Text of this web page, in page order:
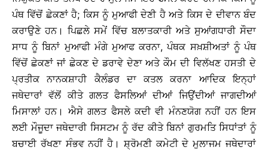
ਪੰਥ ਵਿੱਚੋਂ ਛੇਕਣਾਂ ਹੈ; ਕਿਸ ਨੂੰ ਮੁਆਫੀ ਦੇਣੀ ਹੈ ਅਤੇ ਕਿਸ ਦੇ ਦੀਵਾਨ ਬੰਦ
ਕਰਾਉਣੇ ਹਨ। ਪਿਛਲੇ ਸਮੇਂ ਵਿੱਚ ਬਲਾਤਕਾਰੀ ਅਤੇ ਸੁਆਂਗਧਾਰੀ ਸੌਦਾ
ਸਾਧ ਨੂੰ ਬਿਨਾਂ ਮੁਆਫੀ ਮੰਗੇ ਮੁਆਫ ਕਰਨਾ, ਪੰਥਕ ਸਖ਼ਸ਼ੀਅਤਾਂ ਨੂੰ ਪੰਥ
ਵਿੱਚੋਂ ਛੇਕਣਾਂ ਜਾਂ ਛੇਕਣ ਦੇ ਡਰਾਵੇ ਦੇਣਾ ਅਤੇ ਕੌਮ ਦੀ ਵਿਲੱਖਣ ਹਸਤੀ ਦੇ
ਪ੍ਰਤੀਕ ਨਾਨਕਸ਼ਾਹੀ ਕੈਲੰਡਰ ਦਾ ਕਤਲ ਕਰਨਾ ਆਦਿਕ ਇਨ੍ਹਾਂ
ਜਥੇਦਾਰਾਂ ਵੱਲੋਂ ਕੀਤੇ ਗਲਤ ਫੈਸਲਿਆਂ ਦੀਆਂ ਜਿਉਂਦੀਆਂ ਜਾਗਦੀਆਂ
ਮਿਸਾਲਾਂ ਹਨ। ਐਸੇ ਗਲਤ ਫੈਸਲੇ ਕਦੀ ਵੀ ਮੰਨਣਯੋਗ ਨਹੀਂ ਹਨ ਇਸ
ਲਈ ਮੌਜੂਦਾ ਜਥੇਦਾਰੀ ਸਿਸਟਮ ਨੂੰ ਰੱਦ ਕੀਤੇ ਬਿਨਾਂ ਗੁਰਮਤਿ ਸਿਧਾਂਤਾਂ ਨੂੰ
ਬਚਾਈ ਰੱਖਣਾ ਸੰਭਵ ਨਹੀਂ ਹੈ। ਸ਼੍ਰੋਮਣੀ ਕਮੇਟੀ ਦੇ ਮੁਲਾਜਮ ਜਥੇਦਾਰਾਂ